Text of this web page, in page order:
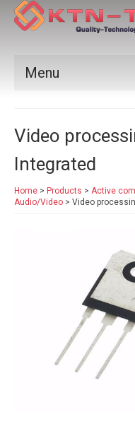
Menu
Vendors
Applications
Certificates
Video
Integrated
Home > Products > Active
Audio/Video > Video